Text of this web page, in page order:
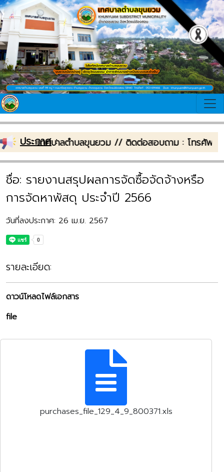
ประกาศ:
บเข้าสู่เทศบาลตำบลขุนยวม // ติดต่อสอบถาม : โทรศัพท์ :
ชื่อ: รายงานสรุปผลการจัดซื้อจัดจ้างหรือ
การจัดหาพัสดุ ประจำปี 2566
วันที่ลงประกาศ: 26 เม.ย. 2567
รายละเอียด:
ดาวน์โหลดไฟล์เอกสาร
file
purchases_file_129_4_9_800371.xls